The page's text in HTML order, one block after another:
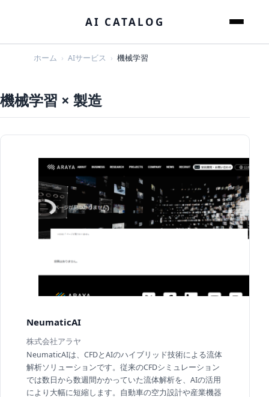
AI CATALOG メニュー
ホーム AIサービス 機械学習
機械学習 × 製造
NeumaticAI
株式会社アラヤ
NeumaticAIは、CFDとAIのハイブリッド技術による流体
解析ソリューションです。従来のCFDシミュレーション
では数日から数週間かかっていた流体解析を、AIの活用
により大幅に短縮します。自動車の空力設計や産業機器